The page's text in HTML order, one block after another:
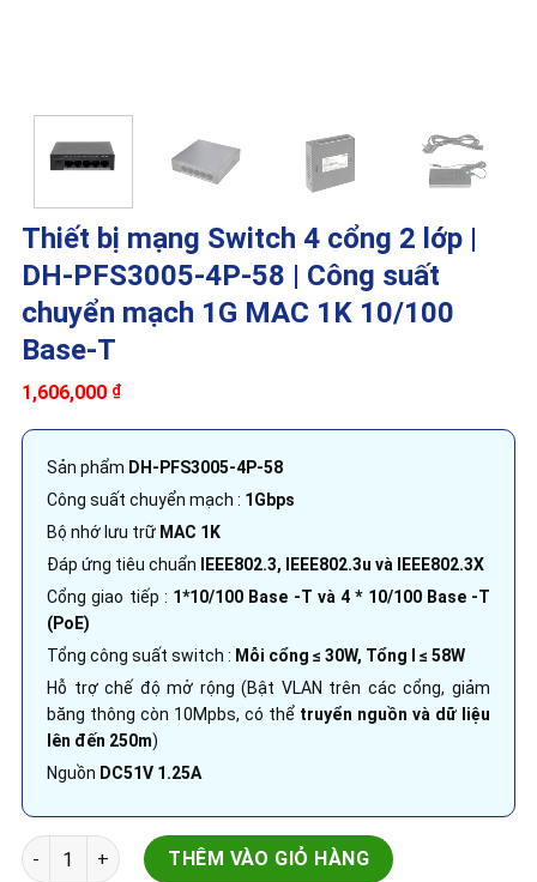
Thiết bị mạng Switch 4 cổng 2 lớp |
DH-PFS3005-4P-58 | Công suất
chuyển mạch 1G MAC 1K 10/100
Base-T
1,606,000 ₫
Sản phẩm DH-PFS3005-4P-58
Công suất chuyển mạch : 1Gbps
Bộ nhớ lưu trữ MAC 1K
Đáp ứng tiêu chuẩn
IEEE802.3, IEEE802.3u và IEEE802.3X
Cổng giao tiếp : 1*10/100 Base -T và 4 * 10/100 Base -T
(PoE)
Tổng công suất switch : Mỗi cổng ≤ 30W, Tổng l ≤ 58W
Hỗ trợ chế độ mở rộng (Bật VLAN trên các cổng, giảm
băng thông còn 10Mpbs, có thể truyển nguồn và dữ liệu
lên đến 250m)
Nguồn DC51V 1.25A
Thiết bị mạng Switch 4 cổng 2 lớp | DH-PFS3005-4P-58 |
THÊM VÀO GIỎ HÀNG